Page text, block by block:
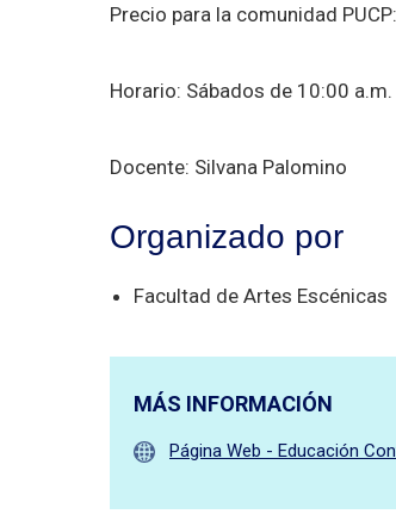
Precio para la comunidad
Horario: Sábados de 10:00
Docente: Silvana Palomino
Organizado por
Facultad de Artes Escénicas
MÁS INFORMACIÓN
Página Web - Educación